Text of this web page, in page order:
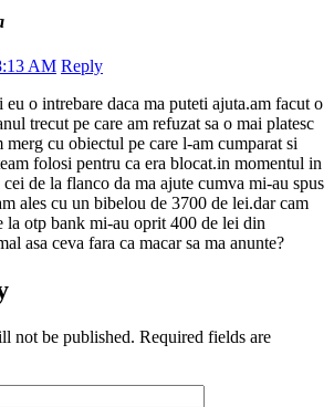
AM Reply
eu o intrebare daca ma puteti ajuta.am facut o
trecut pe care am refuzat sa o mai platesc
merg cu obiectul pe care l-am cumparat si
folosi pentru ca era blocat.in momentul in
cei de la flanco da ma ajute cumva mi-au spus
ales cu un bibelou de 3700 de lei.dar cam
la otp bank mi-au oprit 400 de lei din
asa ceva fara ca macar sa ma anunte?
not be published. Required fields are